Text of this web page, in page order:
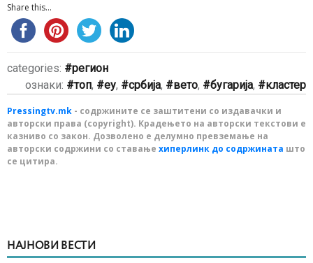
Share this...
categories:
регион
ознаки:
топ, еу, србија, вето, бугарија, кластер
Pressingtv.mk - содржините се заштитени со издавачки и
авторски права (copyright). Крадењето на авторски текстови е
казниво со закон. Дозволено е делумно превземање на
авторски содржини со ставање хиперлинк до содржината што
се цитира.
НАЈНОВИ ВЕСТИ